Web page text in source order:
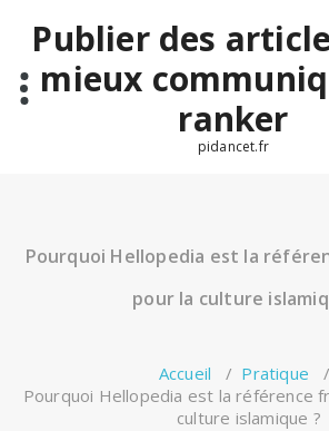
contenuPublier des
mieux
ranker
pidancet.fr
Pourquoi Hellopedia est la
pour la culture
Accueil / Pratique /
Pourquoi Hellopedia est la référence
culture islamique ?